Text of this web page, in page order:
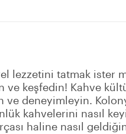
lezzetini tatmak ister
keşfedin! Kahve
ve deneyimleyin.
kahvelerini nasıl
haline nasıl